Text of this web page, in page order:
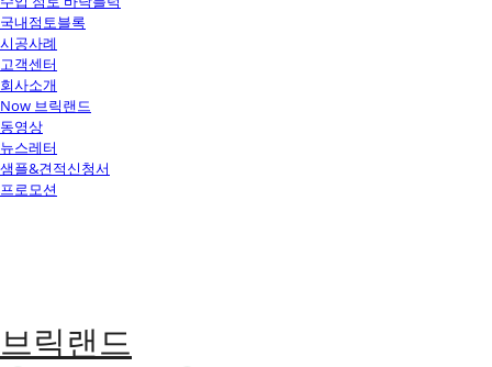
국내점토블록
시공사례
고객센터
회사소개
Now 브릭랜드
동영상
뉴스레터
샘플&견적신청서
프로모션
브릭랜드